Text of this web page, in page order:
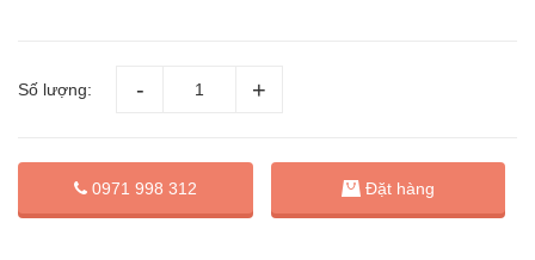
Số lượng:
0971 998 312 Đặt hàng